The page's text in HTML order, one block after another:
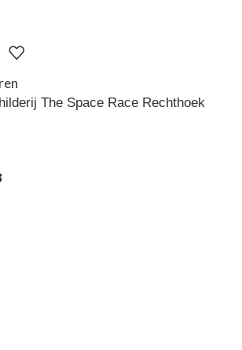
The Space Race Rechthoek